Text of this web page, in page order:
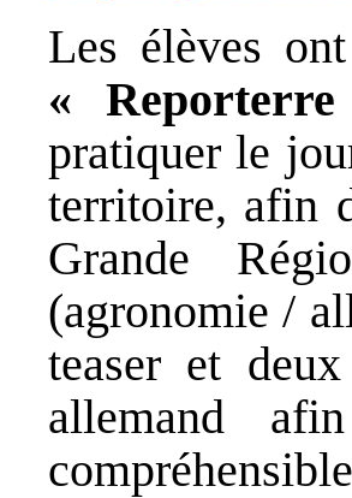
Les élèves
«
pratiquer le
territoire, afin
Grande
(agronomie /
teaser et
allemand